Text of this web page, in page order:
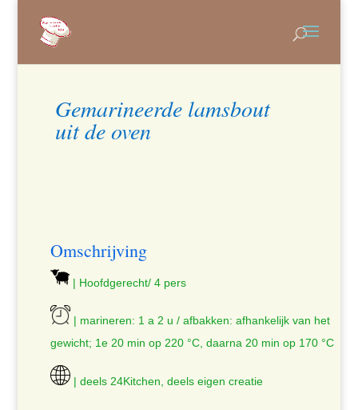
Gemarineerde lamsbout
uit de oven
Omschrijving
| Hoofdgerecht/ 4 pers
| marineren: 1 a 2 u / afbakken: afhankelijk van het
gewicht; 1e 20 min op 220 °C, daarna 20 min op 170 °C
| deels 24Kitchen, deels eigen creatie